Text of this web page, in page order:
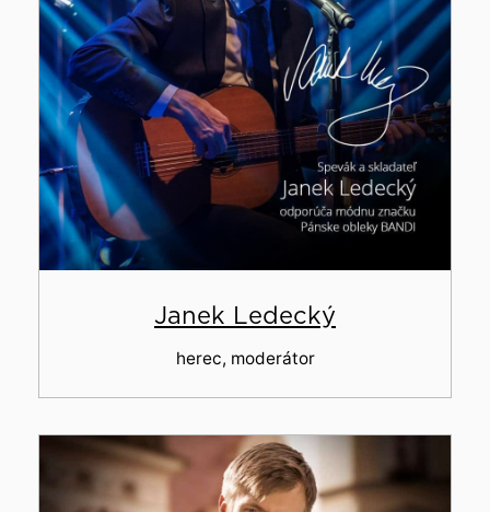
Janek Ledecký
herec, moderátor